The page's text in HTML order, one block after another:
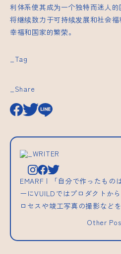
利体系使其成为一个独特而迷人
将继续致力于可持续发展和社会
幸福和国家的繁荣。
_Tag
_Share
_WRITER
EMARF | 「自分で作ったもの
ーにVUILDではプロダクトか
ロセスや竣工写真の撮影など
Other